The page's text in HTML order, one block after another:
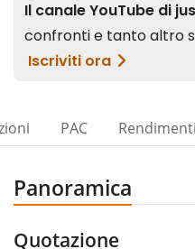
PAC Rendimenti
Panoramica
Quotazione